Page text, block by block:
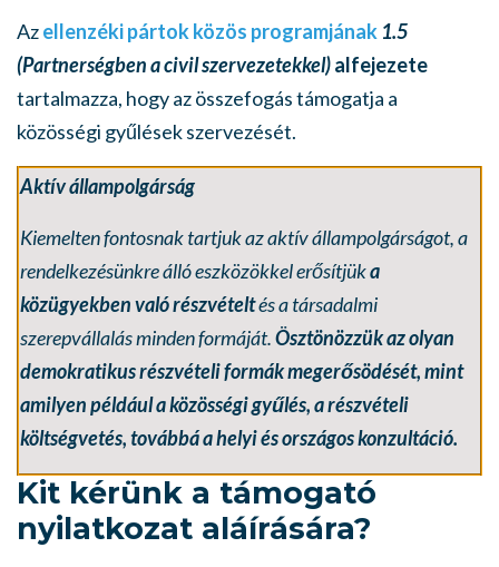
Azellenzéki pártok közös programjának 1.5
(Partnerségben a civil szervezetekkel)alfejezete
tartalmazza, hogy az összefogás támogatja a
közösségi gyűlések szervezését.
Aktív állampolgárság
Kiemelten fontosnak tartjuk az aktív állampolgárságot, a
rendelkezésünkre álló eszközökkel erősítjüka
közügyekben való részvételtés a társadalmi
szerepvállalás minden formáját.Ösztönözzük az olyan
demokratikus részvételi formák megerősödését, mint
amilyen például a közösségi gyűlés, a részvételi
költségvetés, továbbá a helyi és országos konzultáció.
Kit kérünk a támogató
nyilatkozat aláírására?